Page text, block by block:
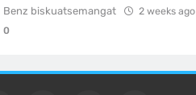
Benz biskuatsemangat 2 weeks ago
0